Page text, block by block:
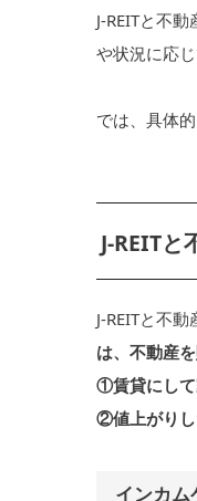
J-REITと不
や状況に応
では、具体
J-REIT
J-REITと不
は、不動産
①賃貸にして
②値上がりし
インカム